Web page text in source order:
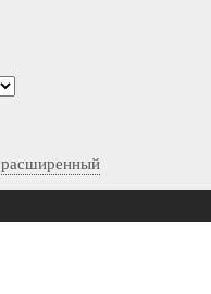
расширенный